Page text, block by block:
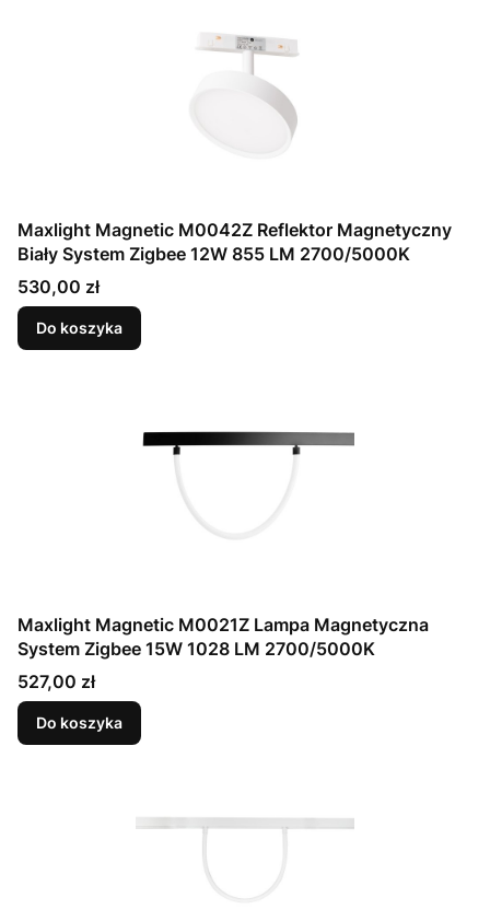
Maxlight Magnetic M0042Z Reflektor Magnetyczny
Biały System Zigbee 12W 855 LM 2700/5000K
Cena
530,00 zł
Do koszyka
Maxlight Magnetic M0021Z Lampa Magnetyczna
System Zigbee 15W 1028 LM 2700/5000K
Cena
527,00 zł
Do koszyka